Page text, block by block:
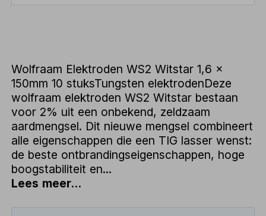
Wolfraam Elektroden WS2 Witstar 1,6 x
150mm 10 stuksTungsten elektrodenDeze
wolfraam elektroden WS2 Witstar bestaan
voor 2% uit een onbekend, zeldzaam
aardmengsel. Dit nieuwe mengsel combineert
alle eigenschappen die een TIG lasser wenst:
de beste ontbrandingseigenschappen, hoge
boogstabiliteit en...
Lees meer...